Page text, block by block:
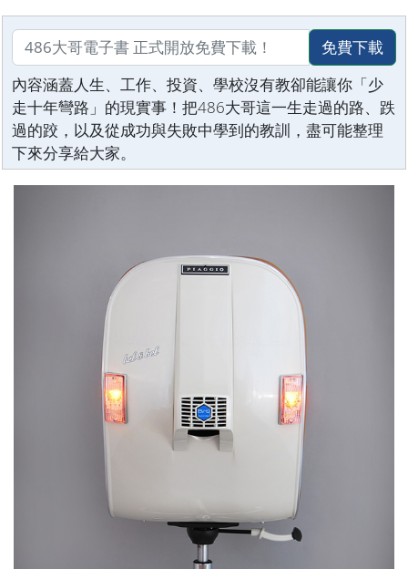
免費下載
內容涵蓋人生、工作、投資、學校沒有教卻能讓你「少
走十年彎路」的現實事！把486大哥這一生走過的路、跌
過的跤，以及從成功與失敗中學到的教訓，盡可能整理
下來分享給大家。